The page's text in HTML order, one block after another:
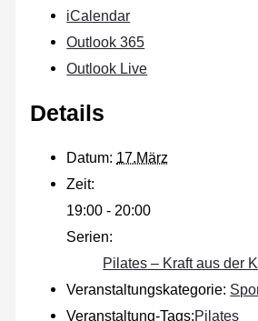
iCalendar
Outlook 365
Outlook Live
Details
Datum: 17.März
Zeit:
19:00 - 20:00
Serien:
Pilates – Kraft aus der
Veranstaltungskategorie:
Veranstaltung-Tags:Pilates